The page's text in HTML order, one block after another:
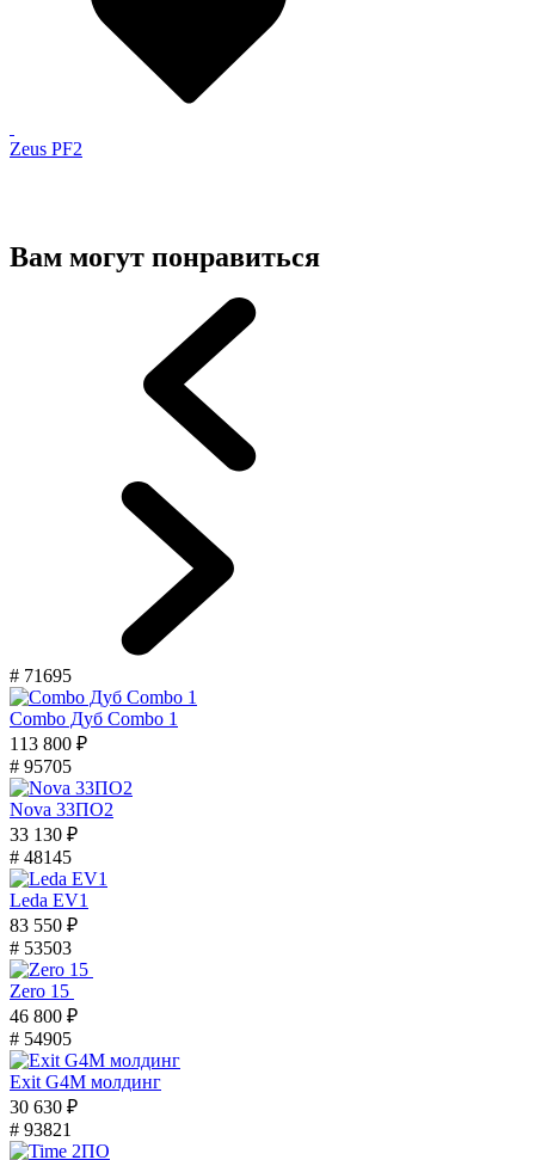
Zeus PF2
Вам могут понравиться
# 71695
Combo Дуб Combo 1
113 800 ₽
# 95705
Nova 33ПО2
33 130 ₽
# 48145
Leda EV1
83 550 ₽
# 53503
Zero 15
46 800 ₽
# 54905
Exit G4M молдинг
30 630 ₽
# 93821